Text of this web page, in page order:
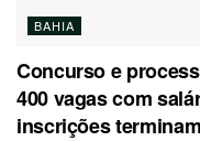
BAHIA
Concurso e
400 vagas com
inscrições